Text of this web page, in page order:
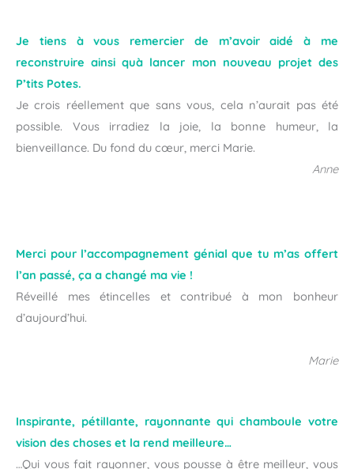
Je tiens à vous remercier de m’avoir aidé à me
reconstruire ainsi quà lancer mon nouveau projet des
P’tits Potes.
Je crois réellement que sans vous, cela n’aurait pas été
possible. Vous irradiez la joie, la bonne humeur, la
bienveillance. Du fond du cœur, merci Marie.
Anne
Merci pour l’accompagnement génial que tu m’as offert
l’an passé, ça a changé ma vie !
Réveillé mes étincelles et contribué à mon bonheur
d’aujourd’hui.
Marie
Inspirante, pétillante, rayonnante qui chamboule votre
vision des choses et la rend meilleure…
…Qui vous fait rayonner, vous pousse à être meilleur, vous